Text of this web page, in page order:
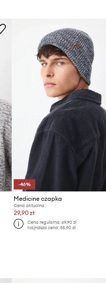
-46%
Medicine czapka
Cena aktualna:
29,90 zł
Cena regularna: 69,90 zł
Najniższa cena: 55,90 zł